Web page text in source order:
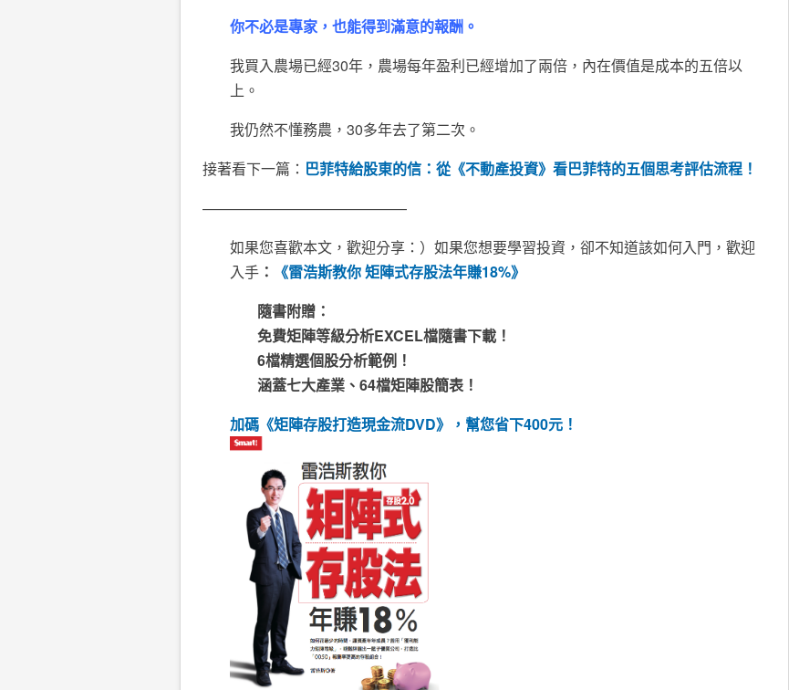
你不必是專家，也能得到滿意的報酬。
我買入農場已經30年，農場每年盈利已經增加了兩倍，內在價值是成本的五倍以
上。
我仍然不懂務農，30多年去了第二次。
接著看下一篇： 巴菲特給股東的信：從《不動產投資》看巴菲特的五個思考評估流程！
——————————————
如果您喜歡本文，歡迎分享：）如果您想要學習投資，卻不知道該如何入門，歡迎
入手 ：
《雷浩斯教你 矩陣式存股法年賺18%》
隨書附贈：
免費矩陣等級分析EXCEL檔隨書下載！
6檔精選個股分析範例！
涵蓋七大產業、64檔矩陣股簡表！
加碼《矩陣存股打造現金流DVD》，幫您省下400元！